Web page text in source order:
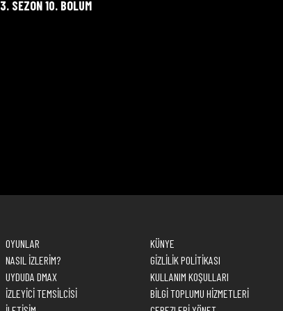
3. SEZON 10. BÖLÜM
OYUNLAR
NASIL İZLERİM?
UYDUDA DMAX
İZLEYİCİ TEMSİLCİSİ
KÜNYE
GİZLİLİK POLİTİKASI
KULLANIM KOŞULLARI
BİLGİ TOPLUMU HİZMETLERİ